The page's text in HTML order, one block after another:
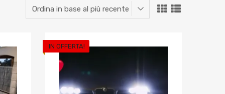
Aggiungi ai preferiti
Aggiungi al confronto
IN OFFERTA!